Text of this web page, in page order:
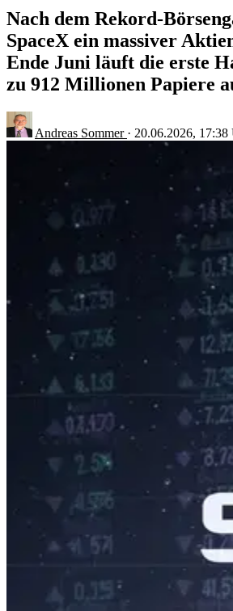
Nach dem Rekord-
SpaceX ein massiver
Ende Juni läuft die erste
zu 912 Millionen Papiere
Andreas Sommer · 20.06.2026, 17:38